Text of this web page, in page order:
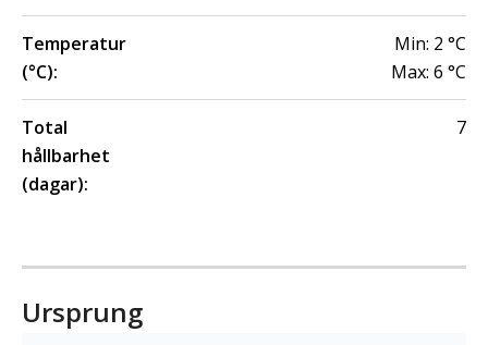
Temperatur
(°C):
Min: 2 °C
Max: 6 °C
Total
hållbarhet
(dagar):
7
Ursprung